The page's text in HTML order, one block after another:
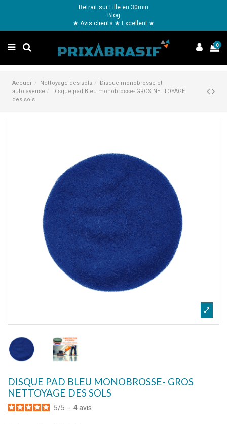
Retrait sur Lille en 30min
Blog
★ Avis clients ★ Excellent ★
0
Accueil Nettoyage des sols
Disque monobrosse et
autolaveuse
Disque pad Bleu monobrosse- GROS NETTOYAGE
des sols
DISQUE PAD BLEU MONOBROSSE- GROS
NETTOYAGE DES SOLS
5/5 - 4 avis